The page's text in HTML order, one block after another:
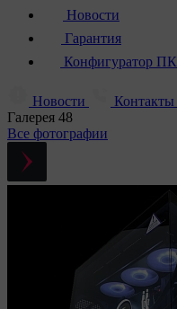
Новости
Гарантия
Конфигуратор ПК
Новости Контакты
Галерея 48
Все фотографии